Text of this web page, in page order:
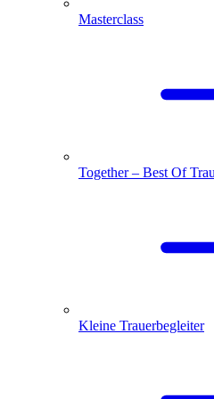
Masterclass
Together – Best Of
Kleine Trauerbegleiter